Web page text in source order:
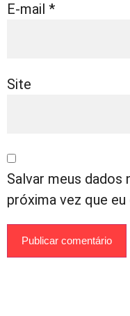
E-mail *
Site
Salvar meus dados
próxima vez que